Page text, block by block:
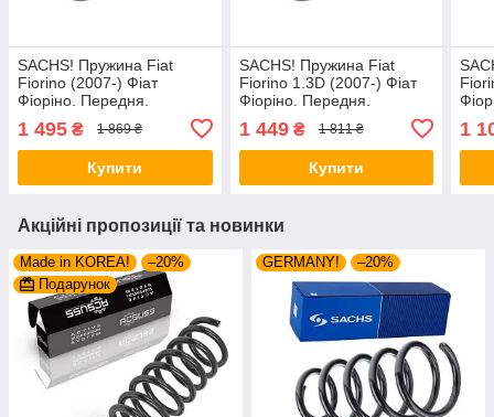
SACHS! Пружина Fiat
Fiorino (2007-) Фіат
Фіоріно. Передня.
4026235 , 993438 , 993436
Сакс
1 495 ₴ 1 869 ₴
Купити
SACHS! Пружина Fiat
Fiorino 1.3D (2007-) Фіат
Фіоріно. Передня.
993434 Сакс
1 449₴ 1 811 ₴
Купити
1
Акційні пропозиції та новинки
Made in KOREA!
–20%
Подарунок
GERMANY! –20%